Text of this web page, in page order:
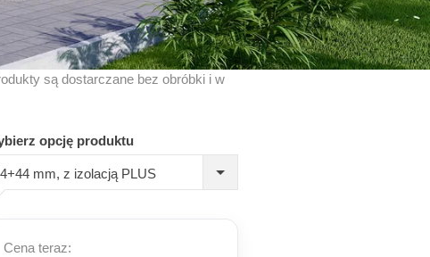
są dostarczane bez obróbki i w
opcję produktu
mm, z izolacją PLUS
Cena teraz: